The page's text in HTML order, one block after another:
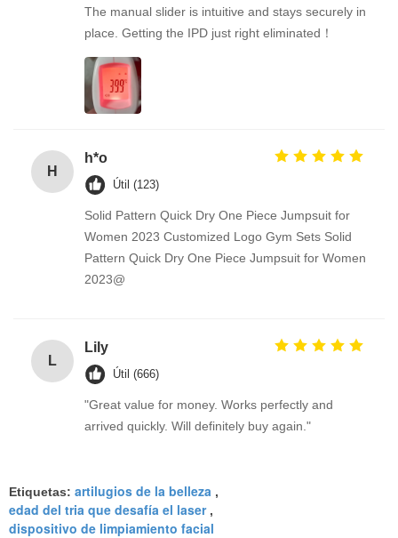
The manual slider is intuitive and stays securely in
place. Getting the IPD just right eliminated！
H
h*o
Útil (123)
Solid Pattern Quick Dry One Piece Jumpsuit for
Women 2023 Customized Logo Gym Sets Solid
Pattern Quick Dry One Piece Jumpsuit for Women
2023@
L
Lily
Útil (666)
"Great value for money. Works perfectly and
arrived quickly. Will definitely buy again."
Etiquetas: artilugios de la belleza ,
edad del tria que desafía el laser,
dispositivo de limpiamiento facial